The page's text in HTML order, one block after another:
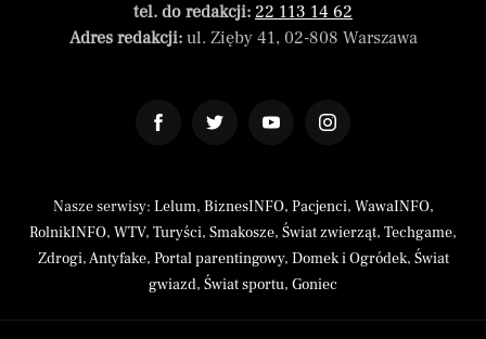
tel. do redakcji: 22 113 14 62
Adres redakcji:ul. Zięby 41, 02-808 Warszawa
Nasze serwisy: Lelum, BiznesINFO, Pacjenci, WawaINFO,
RolnikINFO, WTV, Turyści, Smakosze, Świat zwierząt, Techgame,
Zdrogi,Antyfake, Portal parentingowy, Domek i Ogródek, Świat
gwiazd, Świat sportu, Goniec